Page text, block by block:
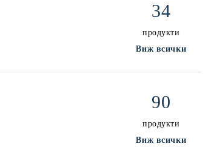
34
продукти
Виж всички
90
продукти
Виж всички